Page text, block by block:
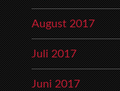
August 2017
Juli 2017
Juni 2017